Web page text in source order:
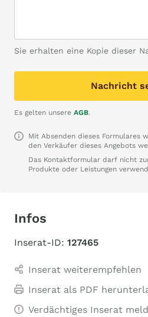
Sie erhalten eine Kopie dieser
Nachricht
Es gelten unsere AGB.
Mit Absenden dieses Formulares
den Verkäufer dieses Angebots
Das Kontaktformular darf nicht
Produkte oder Leistungen
Infos
Inserat-ID: 127465
Inserat weiterempfehlen
Inserat als PDF
Verdächtiges Inserat